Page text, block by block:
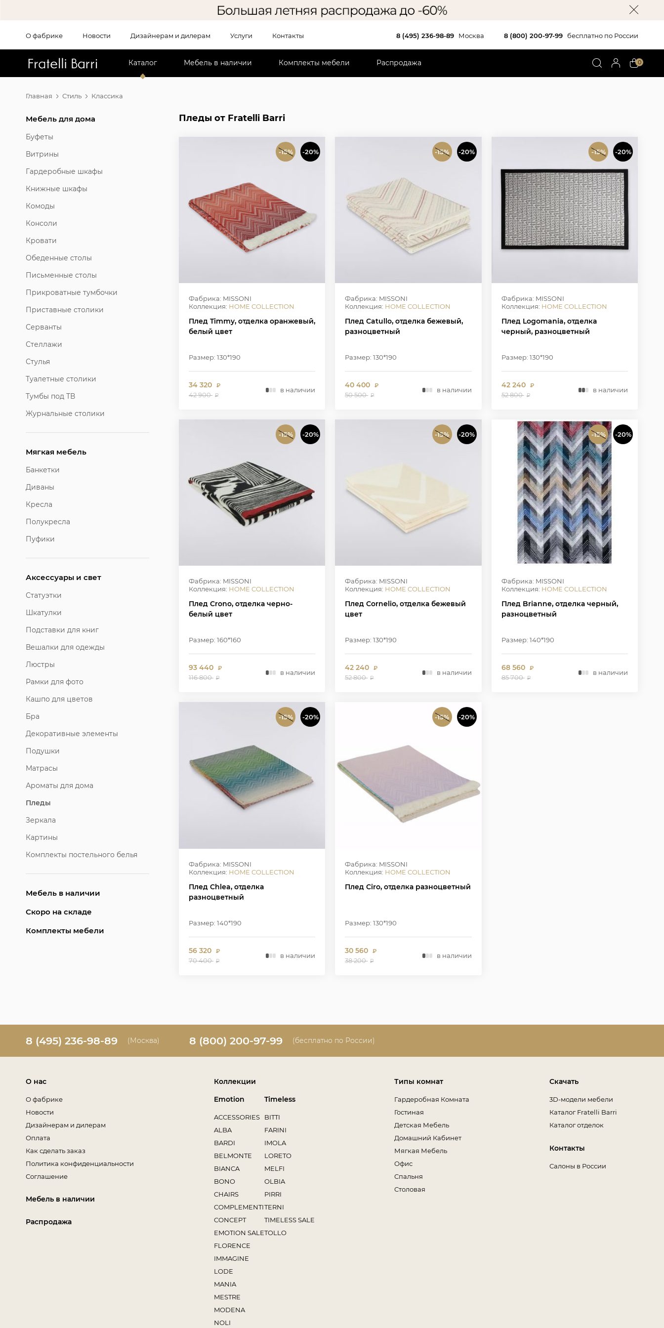
О фабрике Новости Дизайнерам и дилерам Услуги Контакты 8 (495) 236-98-89 Москва 8 (800) 200-97-99 бесплатно по России
Каталог Мебель в наличии Комплекты мебели Распродажа 0
Главная Стиль Классика
Мебель для дома
Буфеты
Витрины
Гардеробные шкафы
Книжные шкафы
Комоды
Консоли
Кровати
Обеденные столы
Письменные столы
Прикроватные тумбочки
Приставные столики
Серванты
Стеллажи
Стулья
Туалетные столики
Тумбы под ТВ
Журнальные столики
Мягкая мебель
Банкетки
Диваны
Кресла
Полукресла
Пуфики
Аксессуары и свет
Статуэтки
Шкатулки
Подставки для книг
Вешалки для одежды
Люстры
Рамки для фото
Кашпо для цветов
Бра
Декоративные элементы
Подушки
Матрасы
Ароматы для дома
Пледы
Зеркала
Картины
Комплекты постельного белья
Мебель в наличии
Скоро на складе
Комплекты мебели
Пледы от Fratelli Barri
-15% -20%
Фабрика: MISSONI
Коллекция: HOME COLLECTION
Плед Timmy, отделка оранжевый,
белый цвет
Размер: 130*190
34 320 ₽
42 900 ₽
в наличии
-15% -20%
Фабрика: MISSONI
Коллекция: HOME COLLECTION
Плед Catullo, отделка бежевый,
разноцветный
Размер: 130*190
40 400 ₽
50 500 ₽
в наличии
-15% -20%
Фабрика: MISSONI
Коллекция: HOME COLLECTION
Плед Logomania, отделка
черный, разноцветный
Размер: 130*190
42 240 ₽
52 800 ₽
в наличии
-15% -20%
Фабрика: MISSONI
Коллекция: HOME COLLECTION
Плед Crono, отделка черно-
белый цвет
Размер: 160*160
93 440 ₽
116 800 ₽
в наличии
-15% -20%
Фабрика: MISSONI
Коллекция: HOME COLLECTION
Плед Cornelio, отделка бежевый
цвет
Размер: 130*190
42 240 ₽
52 800 ₽
в наличии
-15% -20%
Фабрика: MISSONI
Коллекция: HOME COLLECTION
Плед Brianne, отделка черный,
разноцветный
Размер: 140*190
68 560 ₽
85 700 ₽
в наличии
-15% -20%
Фабрика: MISSONI
Коллекция: HOME COLLECTION
Плед Chlea, отделка
разноцветный
Размер: 140*190
56 320 ₽
70 400 ₽
в наличии
-15% -20%
Фабрика: MISSONI
Коллекция: HOME COLLECTION
Плед Ciro, отделка разноцветный
Размер: 130*190
30 560 ₽
38 200 ₽
в наличии
8 (495) 236-98-89 (Москва) 8 (800) 200-97-99 (бесплатно по России)
О нас
О фабрике
Новости
Дизайнерам и дилерам
Оплата
Как сделать заказ
Политика конфиденциальности
Соглашение
Мебель в наличии
Распродажа
Коллекции
Emotion
ACCESSORIES
ALBA
BARDI
BELMONTE
BIANCA
BONO
CHAIRS
COMPLEMENTI
CONCEPT
EMOTION SALE
FLORENCE
IMMAGINE
LODE
MANIA
MESTRE
MODENA
NOLI
Timeless
BITTI
FARINI
IMOLA
LORETO
MELFI
OLBIA
PIRRI
TERNI
TIMELESS SALE
TOLLO
Типы комнат
Гардеробная Комната
Гостиная
Детская Мебель
Домашний Кабинет
Мягкая Мебель
Офис
Спальня
Столовая
Скачать
3D-модели мебели
Каталог Fratelli Barri
Каталог отделок
Контакты
Салоны в России